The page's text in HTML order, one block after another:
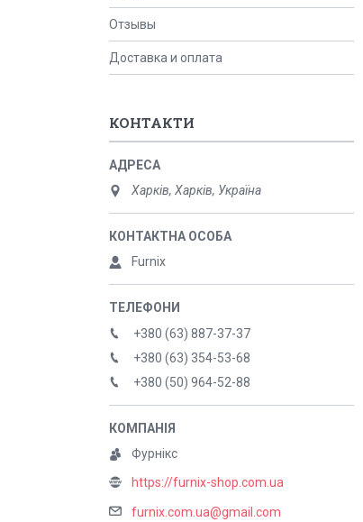
Отзывы
Доставка и оплата
КОНТАКТИ
Харків, Харків, Україна
Furnix
+380 (63) 887-37-37
+380 (63) 354-53-68
+380 (50) 964-52-88
Фурнікс
https://furnix-shop.com.ua
furnix.com.ua@gmail.com